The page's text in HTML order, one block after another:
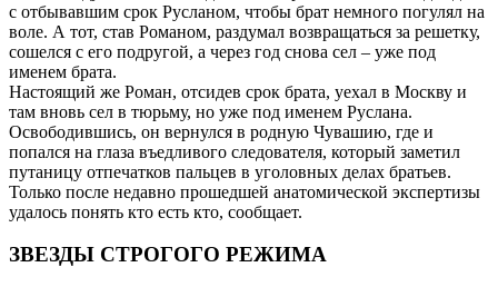
с отбывавшим срок Русланом, чтобы брат немного погулял на
воле. А тот, став Романом, раздумал возвращаться за решетку,
сошелся с его подругой, а через год снова сел – уже под
именем брата.
Настоящий же Роман, отсидев срок брата, уехал в Москву и
там вновь сел в тюрьму, но уже под именем Руслана.
Освободившись, он вернулся в родную Чувашию, где и
попался на глаза въедливого следователя, который заметил
путаницу отпечатков пальцев в уголовных делах братьев.
Только после недавно прошедшей анатомической экспертизы
удалось понять кто есть кто, сообщает.
ЗВЕЗДЫ СТРОГОГО РЕЖИМА